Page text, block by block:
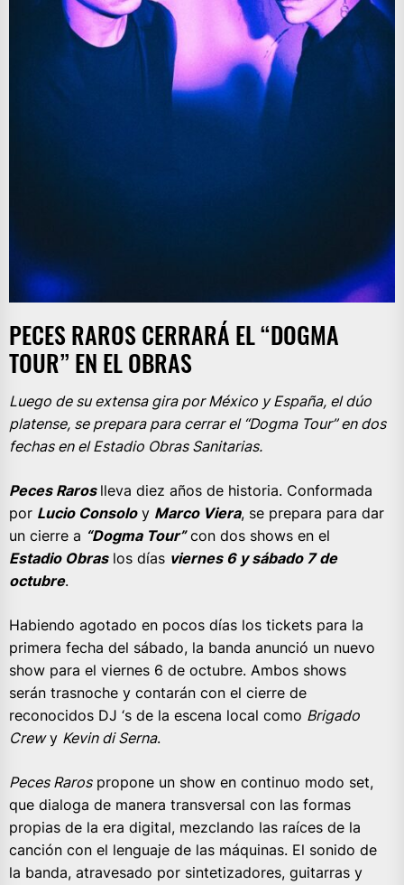
PECES RAROS CERRARÁ EL “DOGMA
TOUR” EN EL OBRAS
Luego de su extensa gira por México y España, el dúo
platense, se prepara para cerrar el “Dogma Tour” en dos
fechas en el Estadio Obras Sanitarias.
Peces Raros lleva diez años de historia. Conformada
por Lucio Consoloy Marco Viera, se prepara para dar
un cierre a “Dogma Tour”con dos shows en el
Estadio Obraslos días viernes 6 y sábado 7 de
octubre.
Habiendo agotado en pocos días los tickets para la
primera fecha del sábado, la banda anunció un nuevo
show para el viernes 6 de octubre. Ambos shows
serán trasnoche y contarán con el cierre de
reconocidos DJ ‘s de la escena local como Brigado
Crewy Kevin di Serna.
Peces Rarospropone un show en continuo modo set,
que dialoga de manera transversal con las formas
propias de la era digital, mezclando las raíces de la
canción con el lenguaje de las máquinas. El sonido de
la banda, atravesado por sintetizadores, guitarras y